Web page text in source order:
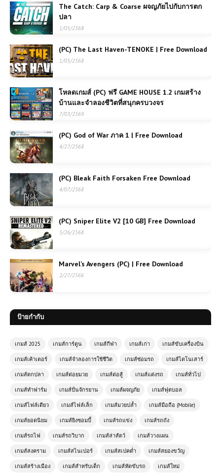
The Catch: Carp & Coarse ผจญภัยไปกับการตก
ปลา
1/05/2568
(PC) The Last Haven-TENOKE | Free Download
1/05/2568
โหลดเกมส์ (PC) ฟรี GAME HOUSE 1.2 เกมสร้าง
บ้านและจำลองชีวิตที่สนุกครบวงจร
7/03/2569
(PC) God of War ภาค 1 | Free Download
4/27/2568
(PC) Bleak Faith Forsaken Free Download
4/07/2568
(PC) Sniper Elite V2 [10 GB] Free Download
5/26/2568
Marvel’s Avengers (PC) | Free Download
2/27/2566
ป้ายกำกับ
เกมส์ 2025 เกมส์การ์ตูน เกมส์กีฬา เกมส์เก่า เกมส์ขับเครื่องบิน
เกมส์เค้าเตอร์ เกมส์จำลองการใช้ชีวิต เกมส์ซ่อมรถ เกมส์ไดโนเสาร์
เกมส์ตกปลา เกมส์ต่อยมวย เกมส์ต่อสู้ เกมส์แต่งรถ เกมส์ทั่วไป
เกมส์ทำฟาร์ม เกมส์ปั่นจักรยาน เกมส์ผจญภัย เกมส์ฟุตบอล
เกมส์ไฟล์เดียว เกมส์ไฟล์เล็ก เกมส์มวยปล้ำ เกมส์มือถือ (Mobile)
เกมส์ยอดนิยม เกมส์ยิงซอมบี้ เกมส์รถแข่ง เกมส์รถถัง
เกมส์รถไฟ เกมส์รถวิบาก เกมส์ล่าสัตว์ เกมส์วางแผน
เกมส์สงคราม เกมส์สไนเปอร์ เกมส์สเปคต่ำ เกมส์สยองขวัญ
เกมส์สร้างเมือง เกมส์สำหรับเด็ก เกมส์หัดขับรถ เกมส์ใหม่
โหลดเกมส์ (PC) Grand Theft Auto